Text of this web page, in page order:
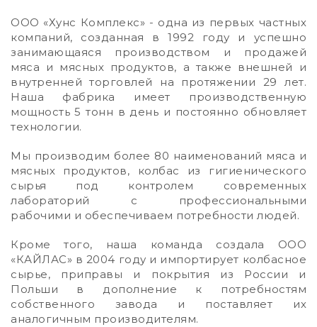
ООО «Хунс Комплекс» - одна из первых частных
компаний, созданная в 1992 году и успешно
занимающаяся производством и продажей
мяса и мясных продуктов, а также внешней и
внутренней торговлей на протяжении 29 лет.
Наша фабрика имеет производственную
мощность 5 тонн в день и постоянно обновляет
технологии.
Мы производим более 80 наименований мяса и
мясных продуктов, колбас из гигиенического
сырья под контролем современных
лабораторий с профессиональными
рабочими и обеспечиваем потребности людей.
Кроме того, наша команда создала ООО
«КАЙЛАС» в 2004 году и импортирует колбасное
сырье, приправы и покрытия из России и
Польши в дополнение к потребностям
собственного завода и поставляет их
аналогичным производителям.